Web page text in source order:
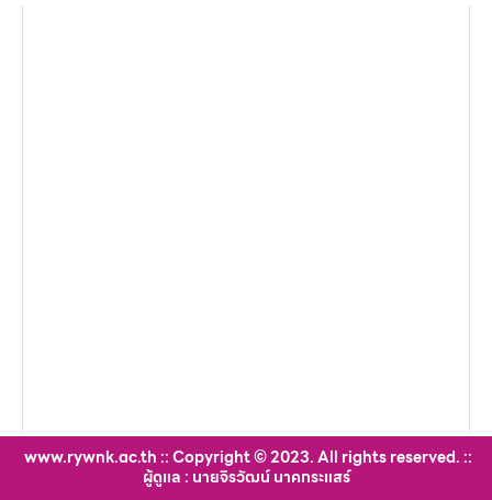
www.rywnk.ac.th :: Copyright © 2023. All rights reserved. ::
ผู้ดูแล : นายจิรวัฒน์ นาคกระแสร์